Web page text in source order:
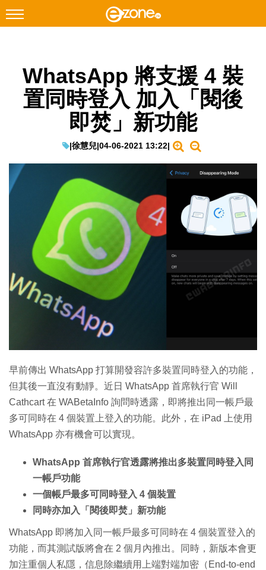
Facebook Instagram
科技焦點
教學評測
EduTech
生成式AI與雲端應用
Enterprise Digital Transformation
特集
WhatsApp 將支援 4 裝
置同時登入 加入「閱後
即焚」新功能
|徐慧兒|04-06-2021 13:22|
早前傳出 WhatsApp 打算開發容許多裝置同時登入的功能，
但其後一直沒有動靜。近日 WhatsApp 首席執行官 Will
Cathcart 在 WABetaInfo 詢問時透露，即將推出同一帳戶最
多可同時在 4 個裝置上登入的功能。此外，在 iPad 上使用
WhatsApp 亦有機會可以實現。
WhatsApp 首席執行官透露將推出多裝置同時登入同
一帳戶功能
一個帳戶最多可同時登入 4 個裝置
同時亦加入「閱後即焚」新功能
WhatsApp 即將加入同一帳戶最多可同時在 4 個裝置登入的
功能，而其測試版將會在 2 個月內推出。同時，新版本會更
加注重個人私隱，信息除繼續用上端對端加密（End-to-end